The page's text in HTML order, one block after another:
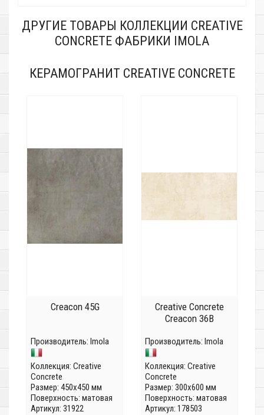
ДРУГИЕ ТОВАРЫ КОЛЛЕКЦИИ CREATIVE
CONCRETE ФАБРИКИ IMOLA
КЕРАМОГРАНИТ CREATIVE CONCRETE
Creacon 45G
Производитель: Imola
Коллекция: Creative
Concrete
Размер: 450x450 мм
Поверхность: матовая
Артикул: 31922
Creative Concrete
Creacon 36B
Производитель: Imola
Коллекция: Creative
Concrete
Размер: 300x600 мм
Поверхность: матовая
Артикул: 178503